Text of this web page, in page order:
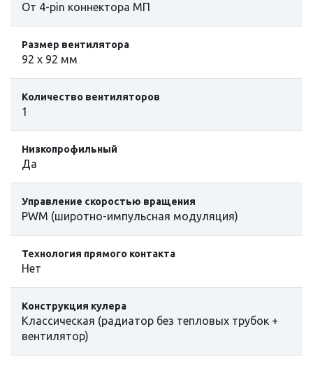
От 4-pin коннектора МП
Размер вентилятора
92 x 92 мм
Количество вентиляторов
1
Низкопрофильный
Да
Управление скоростью вращения
PWM (широтно-импульсная модуляция)
Технология прямого контакта
Нет
Конструкция кулера
Классическая (радиатор без тепловых трубок +
вентилятор)